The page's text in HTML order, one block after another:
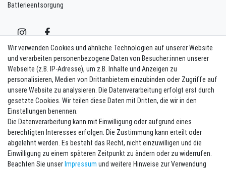
Batterieentsorgung
Vertrag widerrufen Kontakt
Newsletter eintragen
Melde Dich an um alle Vorteile zu genießen. Plus 10 EUR Gutschein für
die Newsletteranmeldung, einlösbar ab 75 EUR Warenwert!
E-MAIL **
Newsletter
Honig
Hiermit bestätige ich, dass ich dieDaten­schutz­erklärunggelesen habe. Meine
Wir verwenden Cookies und ähnliche Technologien auf unserer Website
und verarbeiten personenbezogene Daten von Besucher:innen unserer
Webseite (z.B. IP-Adresse), um z.B. Inhalte und Anzeigen zu
personalisieren, Medien von Drittanbietern einzubinden oder Zugriffe auf
unsere Website zu analysieren. Die Datenverarbeitung erfolgt erst durch
gesetzte Cookies. Wir teilen diese Daten mit Dritten, die wir in den
Einstellungen benennen.
Die Datenverarbeitung kann mit Einwilligung oder aufgrund eines
berechtigten Interesses erfolgen. Die Zustimmung kann erteilt oder
abgelehnt werden. Es besteht das Recht, nicht einzuwilligen und die
Einwilligung zu einem späteren Zeitpunkt zu ändern oder zu widerrufen.
Beachten Sie unserImpressum und weitere Hinweise zur Verwendung